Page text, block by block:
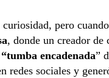
pero
, donde un creador de
“tumba encadenada”
redes sociales y